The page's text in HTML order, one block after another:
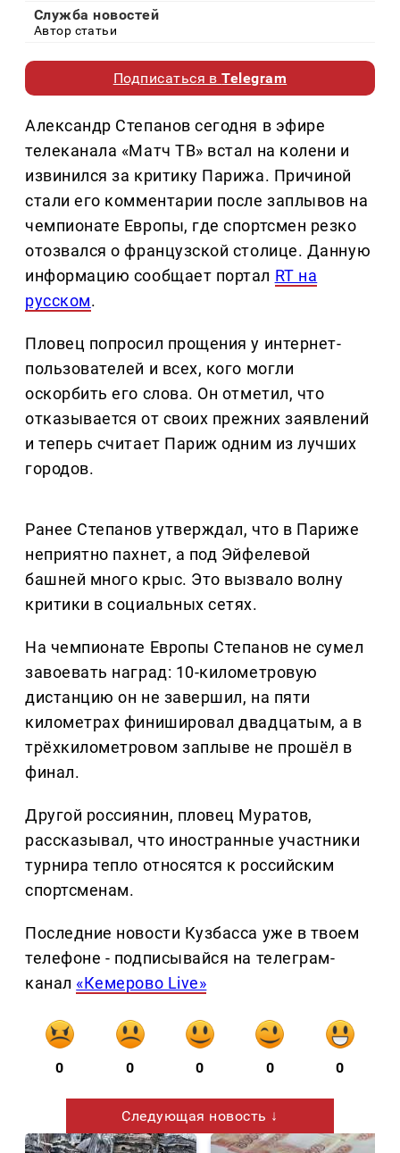
Служба новостей
Автор статьи
Подписаться вTelegram
Александр Степанов сегодня в эфире
телеканала «Матч ТВ» встал на колени и
извинился за критику Парижа. Причиной
стали его комментарии после заплывов на
чемпионате Европы, где спортсмен резко
отозвался о французской столице. Данную
информацию сообщает портал RT на
русском.
Пловец попросил прощения у интернет-
пользователей и всех, кого могли
оскорбить его слова. Он отметил, что
отказывается от своих прежних заявлений
и теперь считает Париж одним из лучших
городов.
Ранее Степанов утверждал, что в Париже
неприятно пахнет, а под Эйфелевой
башней много крыс. Это вызвало волну
критики в социальных сетях.
На чемпионате Европы Степанов не сумел
завоевать наград: 10-километровую
дистанцию он не завершил, на пяти
километрах финишировал двадцатым, а в
трёхкилометровом заплыве не прошёл в
финал.
Другой россиянин, пловец Муратов,
рассказывал, что иностранные участники
турнира тепло относятся к российским
спортсменам.
Последние новости Кузбасса уже в твоем
телефоне - подписывайся на телеграм-
канал «Кемерово Live»
0 0 0 0 0
Следующая новость ↓